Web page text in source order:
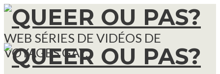
WEB SÉRIES DE VIDÉOS DE
VOYAGES GAY.